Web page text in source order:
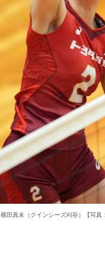
横田真未（クインシーズ刈谷）【写真